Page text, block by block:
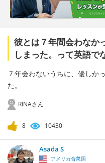
彼とは７年間会わなか
しまった。って英語で
７年会わないうちに、優しか
た。
RINAさん
8 10430
Asada S
アメリカ合衆国